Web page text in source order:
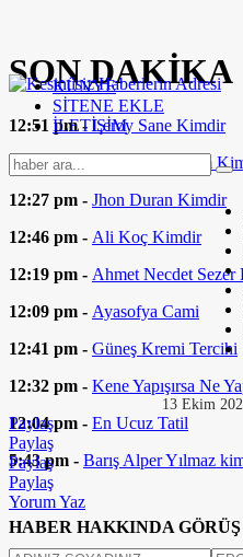
SON DAKİKA
12:51 pm -Leroy Sane Kimdir
12:39 pm -
Tammy Abraham
12:27 pm - Jhon Duran Kimdir
12:46 pm - Ali Koç Kimdir
12:19 pm - Ahmet Necdet
12:09 pm - Ayasofya Cami
12:41 pm - Güneş Kremi Tercihi
12:32 pm - Kene Yapışırsa Ne
12:04 pm - En Ucuz Tatil
5:43 pm - Barış Alper Yılmaz
KÜNYE
SİTENE EKLE
İLETİŞİM
13 Ekim
Paylaş
Paylaş
Paylaş
Paylaş
Yorum Yaz
HABER HAKKINDA